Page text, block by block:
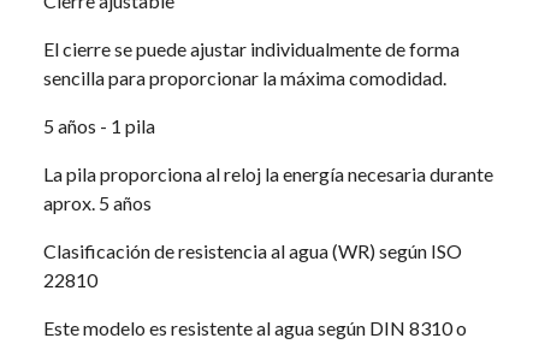
El cierre se puede ajustar individualmente de forma
sencilla para proporcionar la máxima comodidad.
5 años - 1 pila
La pila proporciona al reloj la energía necesaria durante
aprox. 5 años
Clasificación de resistencia al agua (WR) según ISO
22810
Este modelo es resistente al agua según DIN 8310 o